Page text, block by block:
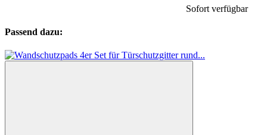
Sofort verfügbar
Passend dazu: